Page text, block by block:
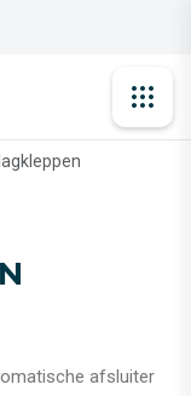
afsluiter